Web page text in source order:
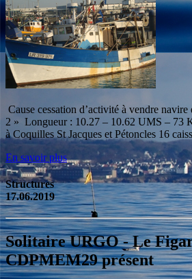
Cause cessation d’activité à vendre
2 » Longueur : 10.27 – 10.62 UMS – 73
à Coquilles St Jacques et Pétoncles 16
En savoir plus
Structures
17.06.2019
Solitaire URGO - Le
CDPMEM29 présent